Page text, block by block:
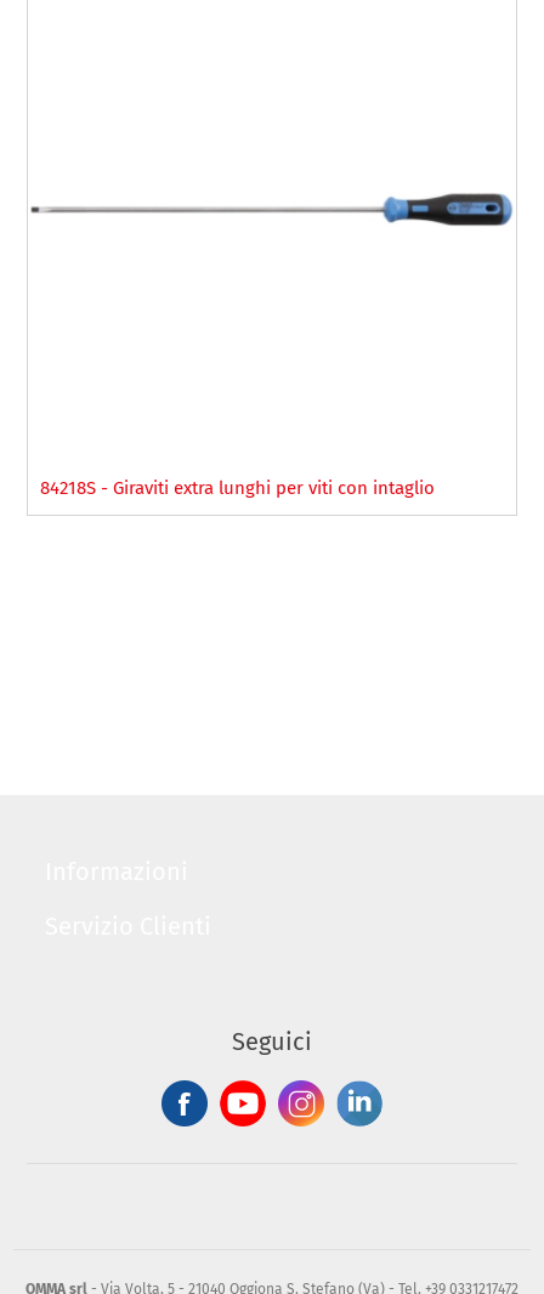
84218S - Giraviti extra lunghi per viti con intaglio
Seguici
OMMA srl - Via Volta, 5 - 21040 Oggiona S. Stefano (Va) - Tel. +39 0331217472